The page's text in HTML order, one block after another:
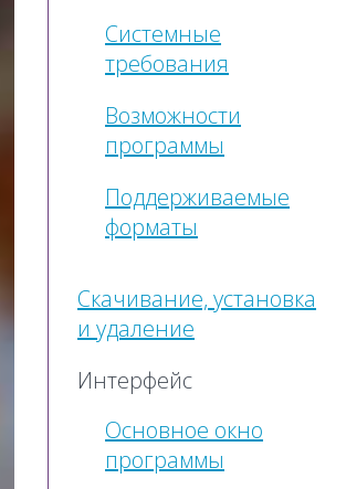
Системные
требования
Возможности
программы
Поддерживаемые
форматы
Скачивание, установка
и удаление
Интерфейс
Основное окно
программы